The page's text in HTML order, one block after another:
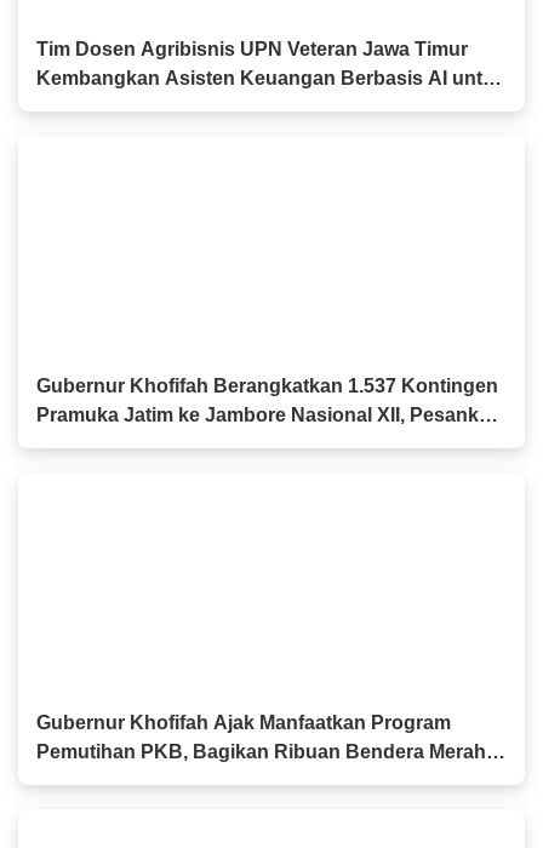
Tim Dosen Agribisnis UPN Veteran Jawa Timur
Kembangkan Asisten Keuangan Berbasis AI untuk
Kelompok Tani dan UMKM
Gubernur Khofifah Berangkatkan 1.537 Kontingen
Pramuka Jatim ke Jambore Nasional XII, Pesankan
Semangat Persaudaraan
Gubernur Khofifah Ajak Manfaatkan Program
Pemutihan PKB, Bagikan Ribuan Bendera Merah
Putih dan Sembako kepada Ojol Malang